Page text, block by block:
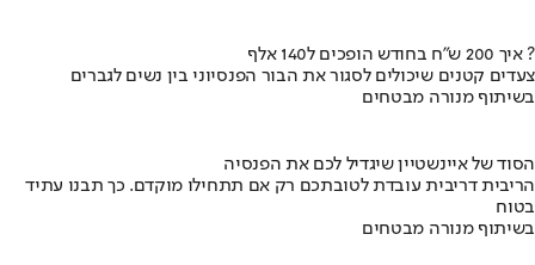
איך 200 ש"ח בחודש הופכים ל140 אלף ?
צעדים קטנים שיכולים לסגור את הבור הפנסיוני בין נשים לגברים
בשיתוף מנורה מבטחים
הסוד של איינשטיין שיגדיל לכם את הפנסיה
הריבית דריבית עובדת לטובתכם רק אם תתחילו מוקדם. כך תבנו עתיד
בטוח
בשיתוף מנורה מבטחים